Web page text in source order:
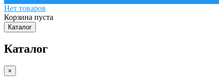
Нет товаров
Корзина пуста
Каталог
Каталог
×